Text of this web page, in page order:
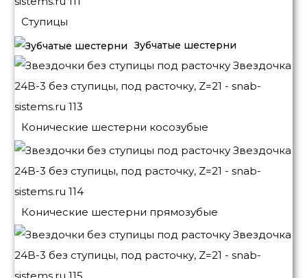
Ступицы
Зубчатые шестерни
Конические шестерни косозубые
Конические шестерни прямозубые